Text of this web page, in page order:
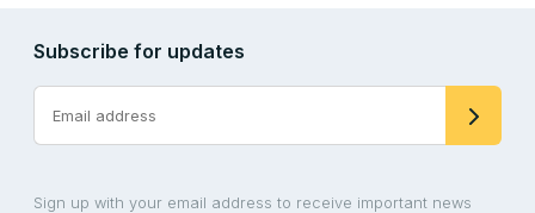
Subscribe for updates
Sign up with your email address to receive important news